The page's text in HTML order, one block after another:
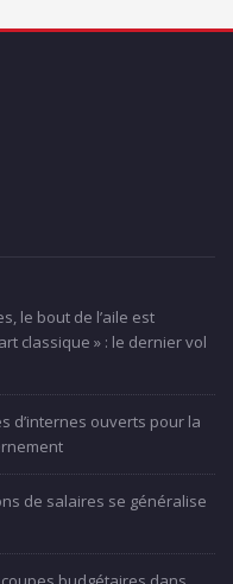
le bout de l’aile est
classique » : le dernier vol
d’internes ouverts pour la
de salaires se généralise